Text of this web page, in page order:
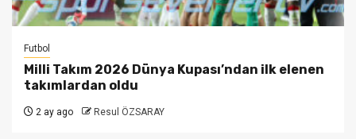
Futbol
Milli Takım 2026 Dünya Kupası’ndan ilk elenen
takımlardan oldu
2 ay ago Resul ÖZSARAY